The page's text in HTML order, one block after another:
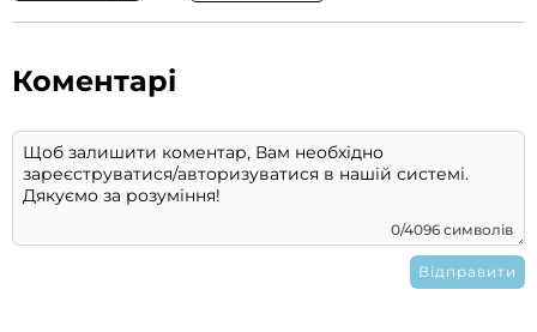
Коментарі
0/4096 символів